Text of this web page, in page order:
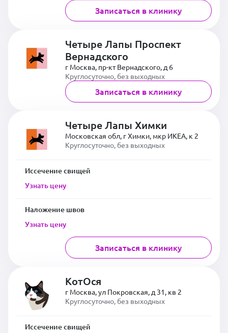
Записаться в клинику
Четыре Лапы Проспект
Вернадского
г Москва, пр-кт Вернадского, д 6
Круглосуточно, без выходных
Записаться в клинику
Четыре Лапы Химки
Московская обл, г Химки, мкр ИКЕА, к 2
Круглосуточно, без выходных
Иссечение свищей
Узнать цену
Наложение швов
Узнать цену
Записаться в клинику
КотОся
г Москва, ул Покровская, д 31, кв 2
Круглосуточно, без выходных
Иссечение свищей